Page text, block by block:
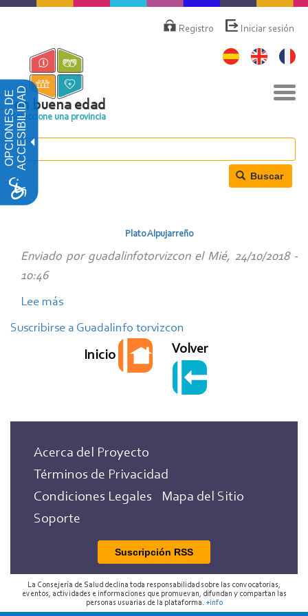
OPCIONES DEACCESIBILIDAD
Pasar
contenido
principal
deRegistro Iniciar sesión
en buena edad
Seleccione una provincia
Buscar
Plato Alpujarreño
Enviado por guadalinfotorvizconel Mié, 24/10/2018 -
10:46
Lee más
Plato
Alpujarreño
Suscribirse a Guadalinfo torvizcon
Inicio Volver
Acerca del Proyecto
Términos de Privacidad
Condiciones Legales
Mapa del Sitio
Soporte
Suscripción RSS
La Consejería de Salud declina toda responsabilidad sobre las convocatorias,
eventos, actividades e informaciones que promuevan, difundan y compartan las
personas usuarias de la plataforma. +info